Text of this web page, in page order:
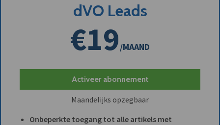
dVO Leads
€19/MAAND
Activeer abonnement
Maandelijks opzegbaar
Onbeperkte toegang tot alle artikels met